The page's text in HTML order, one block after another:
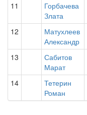
11
Горбачева
Злата
12
Матухлеев
Александр
13
Сабитов
Марат
14
Тетерин
Роман